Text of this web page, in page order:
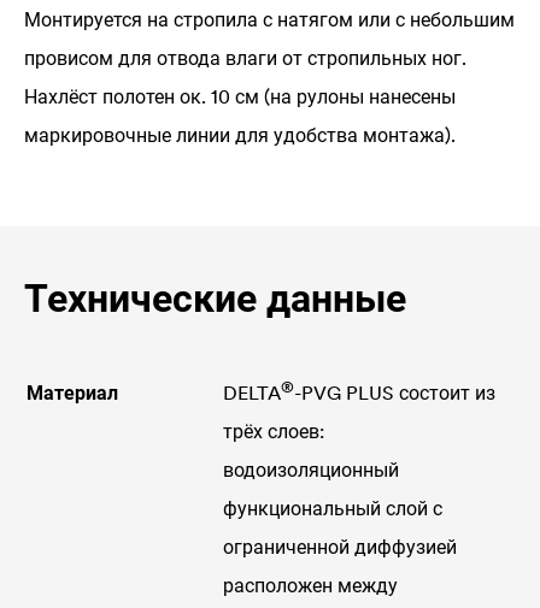
Монтируется на стропила с натягом или с небольшим
провисом для отвода влаги от стропильных ног.
Нахлёст полотен ок. 10 см (на рулоны нанесены
маркировочные линии для удобства монтажа).
Технические данные
Материал DELTA®-PVG PLUS состоит из
трёх слоев:
водоизоляционный
функциональный слой с
ограниченной диффузией
расположен между